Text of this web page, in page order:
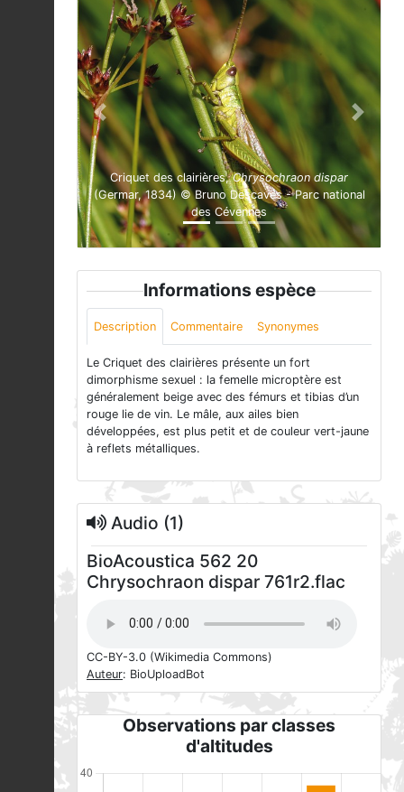
Criquet des clairières,Chrysochraon dispar
(Germar, 1834) © Bruno Descaves - Parc national
des Cévennes
Previous Next
Informations espèce
Description Commentaire Synonymes
Le Criquet des clairières présente un fort
dimorphisme sexuel : la femelle microptère est
généralement beige avec des fémurs et tibias d’un
rouge lie de vin. Le mâle, aux ailes bien
développées, est plus petit et de couleur vert-jaune
à reflets métalliques.
Audio (1)
BioAcoustica 562 20
Chrysochraon dispar 761r2.flac
CC-BY-3.0 (Wikimedia Commons)
Auteur: BioUploadBot
Observations par classes
d'altitudes